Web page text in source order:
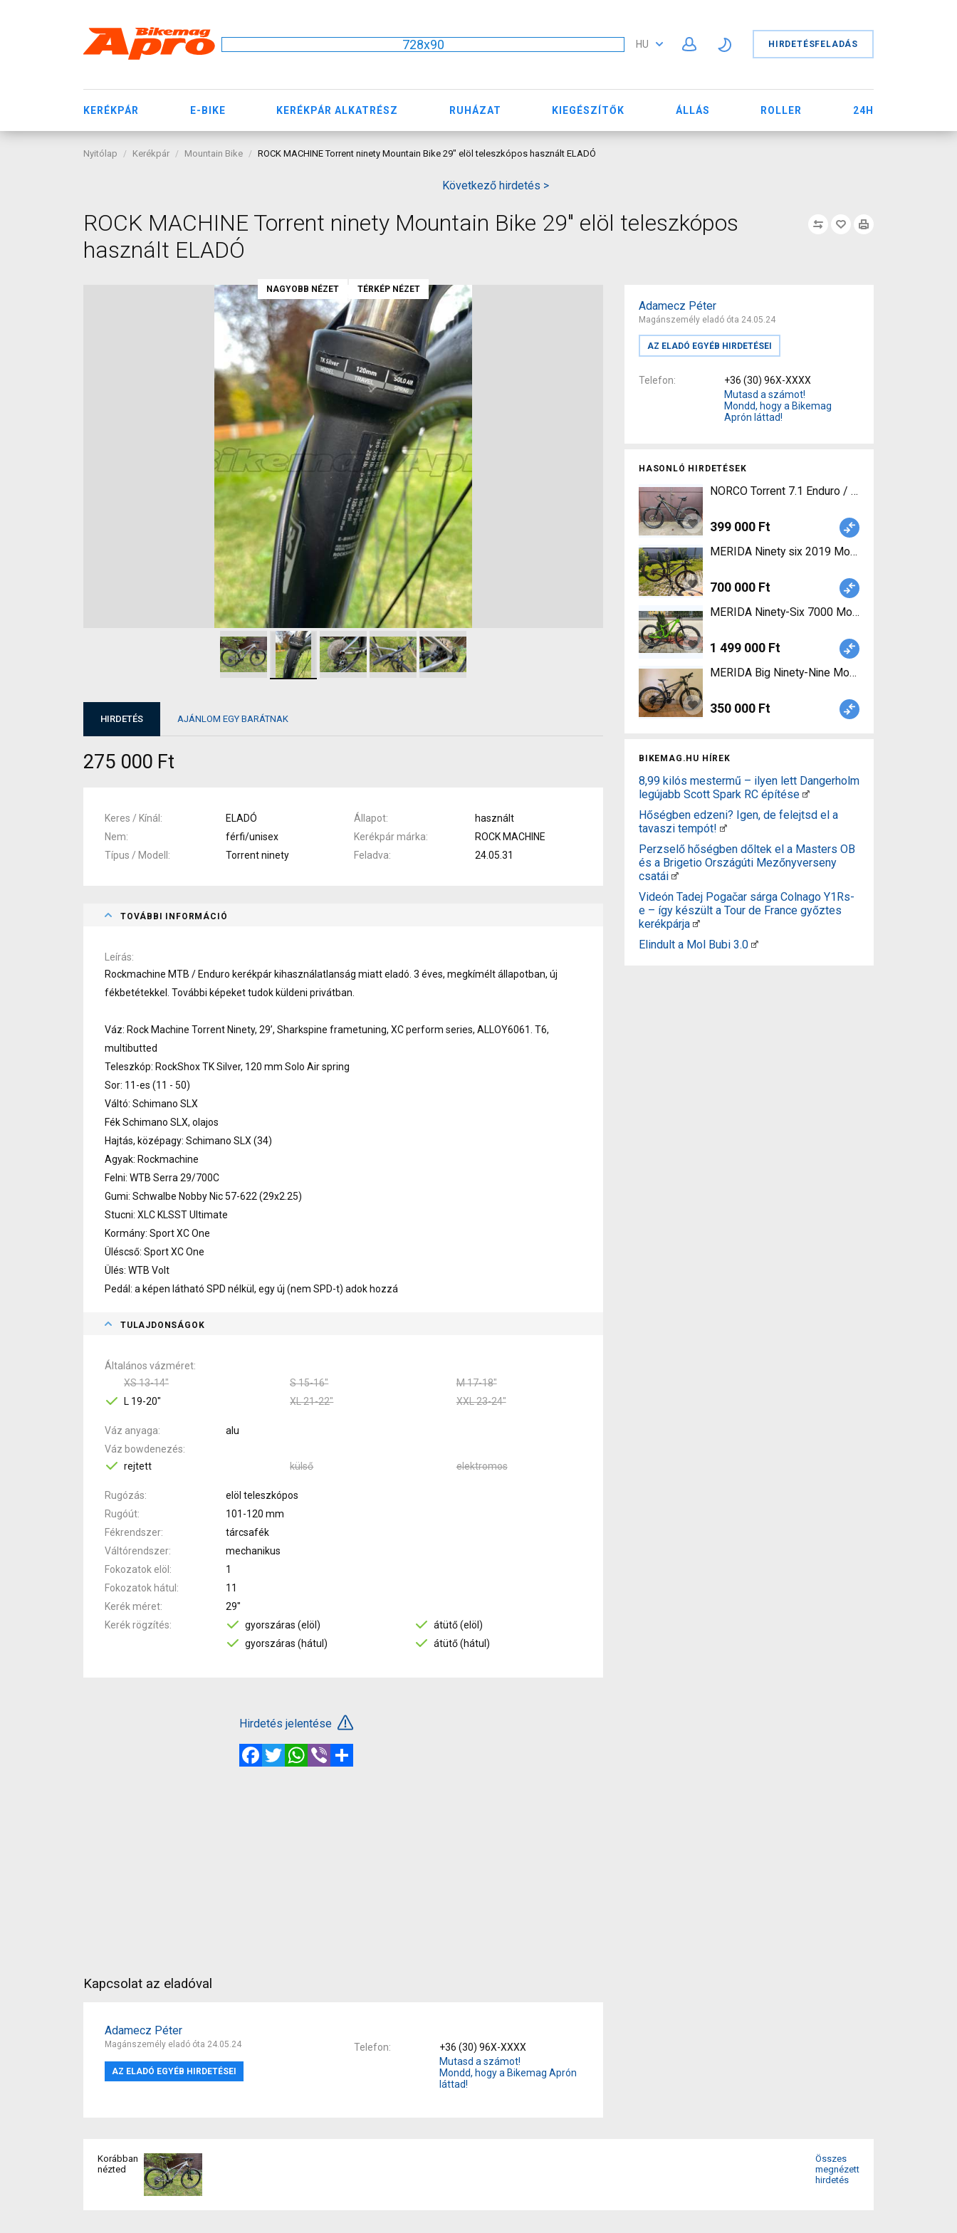
728x90 HU HIRDETÉSFELADÁS
KERÉKPÁR E-BIKE KERÉKPÁR ALKATRÉSZ RUHÁZAT KIEGÉSZÍTŐK ÁLLÁS ROLLER 24H
Nyitólap Kerékpár Mountain Bike ROCK MACHINE Torrent ninety Mountain Bike 29" elöl teleszkópos használt ELADÓ
Következő hirdetés >
ROCK MACHINE Torrent ninety Mountain Bike 29" elöl teleszkópos
használt ELADÓ
Adamecz Péter
Magánszemély eladó óta 24.05.24
AZ ELADÓ EGYÉB HIRDETÉSEI
Telefon
+36 (30) 96X-XXXX
Mutasd a számot!
Mondd, hogy a Bikemag
Aprón láttad!
HASONLÓ HIRDETÉSEK
NORCO Torrent 7.1 Enduro / Freeride / DH
399 000 Ft
MERIDA Ninety six 2019 Mountain Bike 29"
700 000 Ft
MERIDA Ninety-Six 7000 Mountain Bike 29"
1 499 000 Ft
MERIDA Big Ninety-Nine Mountain Bike 29"
350 000 Ft
BIKEMAG.HU HÍREK
8,99 kilós mestermű – ilyen lett Dangerholm
legújabb Scott Spark RC építése
Hőségben edzeni? Igen, de felejtsd el a
tavaszi tempót!
Perzselő hőségben dőltek el a Masters OB
és a Brigetio Országúti Mezőnyverseny
csatái
Videón Tadej Pogačar sárga Colnago Y1Rs-
e – így készült a Tour de France győztes
kerékpárja
Elindult a Mol Bubi 3.0
NAGYOBB NÉZET TÉRKÉP NÉZET
HIRDETÉS AJÁNLOM EGY BARÁTNAK
275 000 Ft
Keres / Kínál ELADÓ Állapot
használt
Nem
férfi/unisex Kerékpár márka
ROCK MACHINE
Típus / Modell
Torrent ninety Feladva 24.05.31
TOVÁBBI INFORMÁCIÓ
Leírás
Rockmachine MTB / Enduro kerékpár kihasználatlanság miatt eladó. 3 éves, megkímélt állapotban, új
fékbetétekkel. További képeket tudok küldeni privátban.
Váz: Rock Machine Torrent Ninety, 29’, Sharkspine frametuning, XC perform series, ALLOY6061. T6,
multibutted
Teleszkóp: RockShox TK Silver, 120 mm Solo Air spring
Sor: 11-es (11 - 50)
Váltó: Schimano SLX
Fék Schimano SLX, olajos
Hajtás, középagy: Schimano SLX (34)
Agyak: Rockmachine
Felni: WTB Serra 29/700C
Gumi: Schwalbe Nobby Nic 57-622 (29x2.25)
Stucni: XLC KLSST Ultimate
Kormány: Sport XC One
Üléscső: Sport XC One
Ülés: WTB Volt
Pedál: a képen látható SPD nélkül, egy új (nem SPD-t) adok hozzá
TULAJDONSÁGOK
Általános vázméret
XS 13-14"
S 15-16"
M 17-18"
L 19-20"
XL 21-22" XXL 23-24"
Váz anyaga
alu
Váz bowdenezés
rejtett
külső elektromos
Rugózás
elöl teleszkópos
Rugóút
101-120 mm
Fékrendszer
tárcsafék
Váltórendszer
mechanikus
Fokozatok elöl
1
Fokozatok hátul
11
Kerék méret
29"
Kerék rögzítés
gyorszáras (elöl)
átütő (elöl)
gyorszáras (hátul)
átütő (hátul)
Hirdetés jelentése
FacebookTwitterWhatsApp
Viber
Kapcsolat az eladóval
Adamecz Péter
Magánszemély eladó óta 24.05.24
AZ ELADÓ EGYÉB HIRDETÉSEI
Telefon
+36 (30) 96X-XXXX
Mutasd a számot!
Mondd, hogy a Bikemag Aprón
láttad!
Korábban
nézted
Összes
megnézett
hirdetés